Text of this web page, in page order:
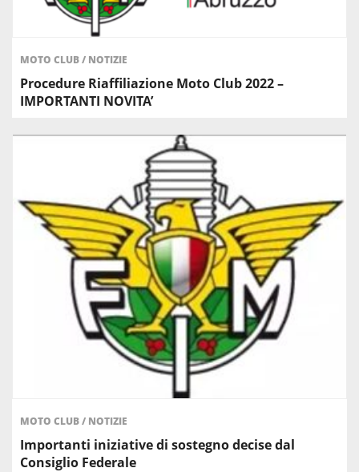
MOTO CLUB/ NOTIZIE
Procedure Riaffiliazione Moto Club 2022 –
IMPORTANTI NOVITA’
MOTO CLUB/ NOTIZIE
Importanti iniziative di sostegno decise dal
Consiglio Federale